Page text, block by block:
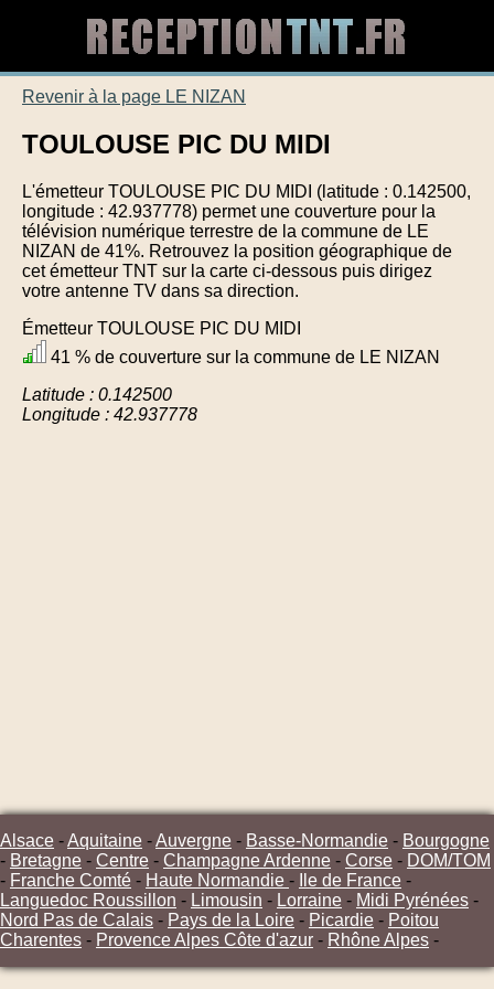
Revenir à la page LE NIZAN
TOULOUSE PIC DU MIDI
L'émetteur TOULOUSE PIC DU MIDI (latitude : 0.142500,
longitude : 42.937778) permet une couverture pour la
télévision numérique terrestre de la commune de LE
NIZAN de 41%. Retrouvez la position géographique de
cet émetteur TNT sur la carte ci-dessous puis dirigez
votre antenne TV dans sa direction.
Émetteur TOULOUSE PIC DU MIDI
41 % de couverture sur la commune de LE NIZAN
Latitude : 0.142500
Longitude : 42.937778
Alsace -Aquitaine -Auvergne - Basse-Normandie - Bourgogne
- Bretagne - Centre - Champagne Ardenne - Corse - DOM/TOM
- Franche Comté - Haute Normandie - Ile de France -
Languedoc Roussillon - Limousin - Lorraine - Midi Pyrénées -
Nord Pas de Calais - Pays de la Loire - Picardie - Poitou
Charentes - Provence Alpes Côte d'azur - Rhône Alpes -